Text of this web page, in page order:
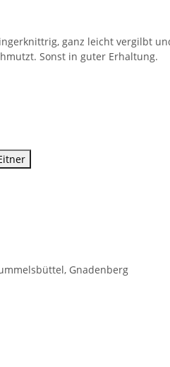
ganz leicht vergilbt
Sonst in guter Erhaltung.
Gnadenberg